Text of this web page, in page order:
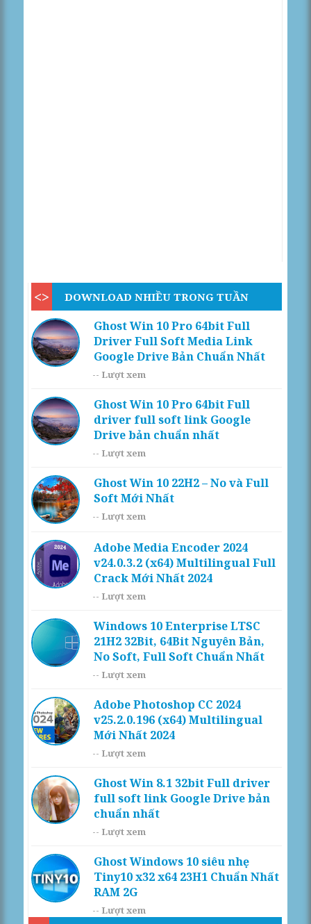
DOWNLOAD NHIỀU TRONG TUẦN
Ghost Win 10 Pro 64bit Full
Driver Full Soft Media Link
Google Drive Bản Chuẩn Nhất
-- Lượt xem
Ghost Win 10 Pro 64bit Full
driver full soft link Google
Drive bản chuẩn nhất
-- Lượt xem
Ghost Win 10 22H2 – No và Full
Soft Mới Nhất
-- Lượt xem
Adobe Media Encoder 2024
v24.0.3.2 (x64) Multilingual Full
Crack Mới Nhất 2024
-- Lượt xem
Windows 10 Enterprise LTSC
21H2 32Bit, 64Bit Nguyên Bản,
No Soft, Full Soft Chuẩn Nhất
-- Lượt xem
Adobe Photoshop CC 2024
v25.2.0.196 (x64) Multilingual
Mới Nhất 2024
-- Lượt xem
Ghost Win 8.1 32bit Full driver
full soft link Google Drive bản
chuẩn nhất
-- Lượt xem
Ghost Windows 10 siêu nhẹ
Tiny10 x32 x64 23H1 Chuẩn Nhất
RAM 2G
-- Lượt xem